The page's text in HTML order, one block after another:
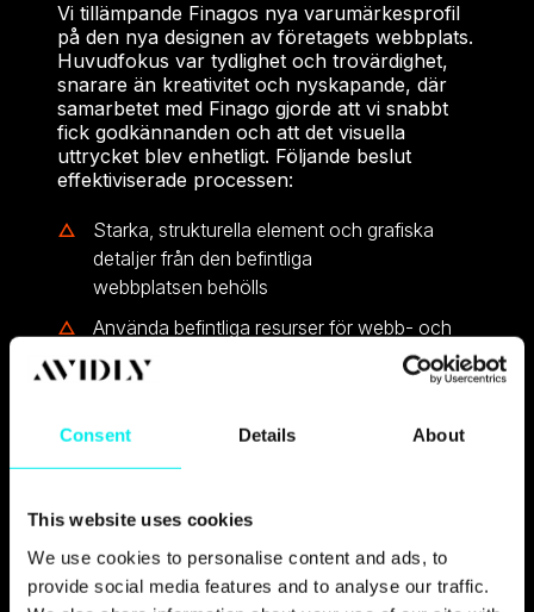
Consent Details About
This website uses cookies
We use cookies to personalise content and ads, to
provide social media features and to analyse our traffic.
Vi tillämpande Finagos nya varumärkesprofil
på den nya designen av företagets webbplats.
Huvudfokus var tydlighet och trovärdighet,
snarare än kreativitet och nyskapande, där
samarbetet med Finago gjorde att vi snabbt
fick godkännanden och att det visuella
uttrycket blev enhetligt. Följande beslut
effektiviserade processen:
Starka, strukturella element och grafiska
detaljer från den befintliga
webbplatsen behölls
Använda befintliga resurser för webb- och
varumärkesresurser, istället för att bygga om
allt från grunden
Specificerad förbättringar av UX, typografisk